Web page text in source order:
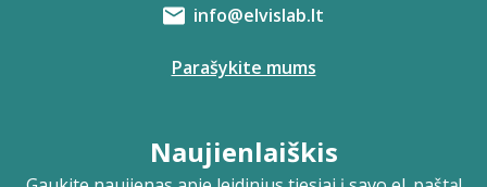
info@elvislab.lt
Parašykite mums
Naujienlaiškis